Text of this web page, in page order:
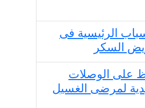
الرئيسية فى
السكر
على الوصلات
لمرضى الغسيل